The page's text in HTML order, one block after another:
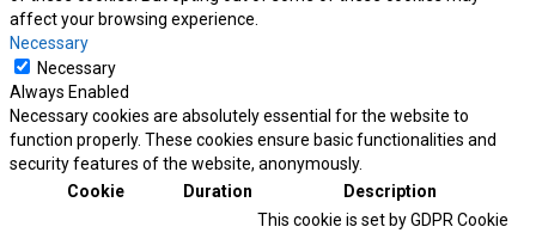
affect your browsing experience.
Necessary
Necessary
Always Enabled
Necessary cookies are absolutely essential for the website to
function properly. These cookies ensure basic functionalities and
security features of the website, anonymously.
Cookie
Duration Description
This cookie is set by GDPR Cookie